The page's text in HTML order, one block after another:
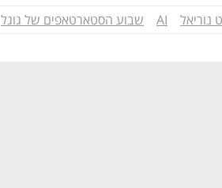
נוריאל AI שבוע הסטארטאפים של גוגל